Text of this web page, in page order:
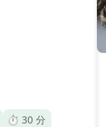
⏱️ 30 分